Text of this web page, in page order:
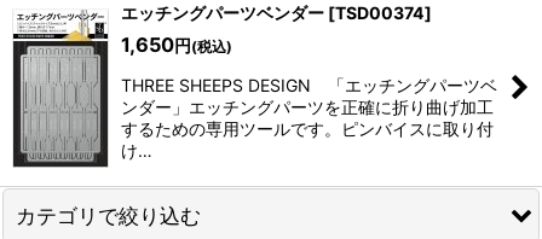
エッチングパーツベンダー [TSD00374]
1,650円 (税込)
THREE SHEEPS DESIGN 「エッチングパーツベ
ンダー」エッチングパーツを正確に折り曲げ加工
するための専用ツールです。ピンバイスに取り付
け…
カテゴリで絞り込む